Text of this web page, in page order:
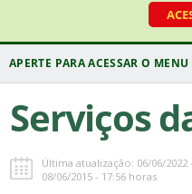
Serviços
Última atualização: 06/06/
08/06/2015 - 17:56 horas